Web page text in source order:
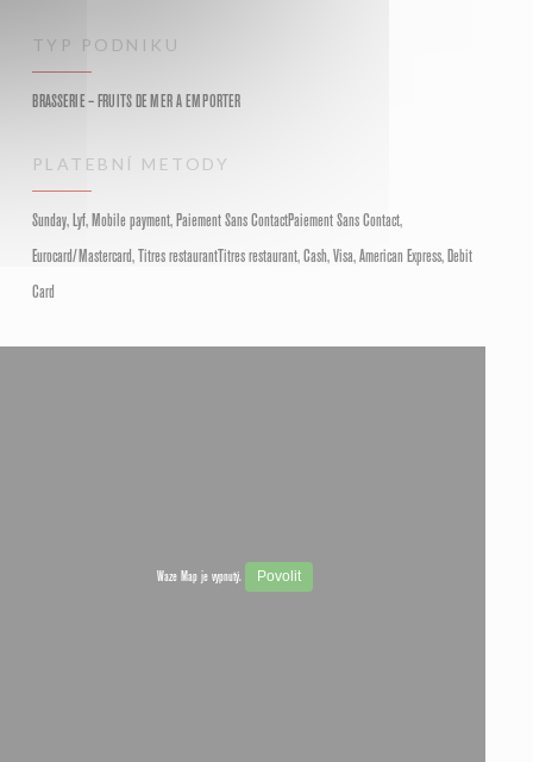
TYP PODNIKU
BRASSERIE – FRUITS DE MER A EMPORTER
PLATEBNÍ METODY
Sunday, Lyf, Mobile payment, Paiement Sans ContactPaiement Sans Contact,
Eurocard/Mastercard, Titres restaurantTitres restaurant, Cash, Visa, American Express, Debit
Card
Waze Map je vypnutý. Povolit